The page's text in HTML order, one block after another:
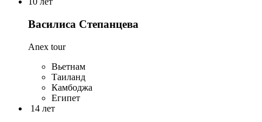
Василиса Степанцева
Anex tour
Вьетнам
Таиланд
Камбоджа
Египет
14 лет